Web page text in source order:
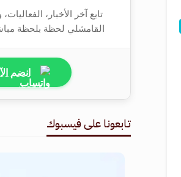
تابع آخر الأخبار،
القامشلي لحظة بلحظة
انضم
تابعونا على فيسبوك